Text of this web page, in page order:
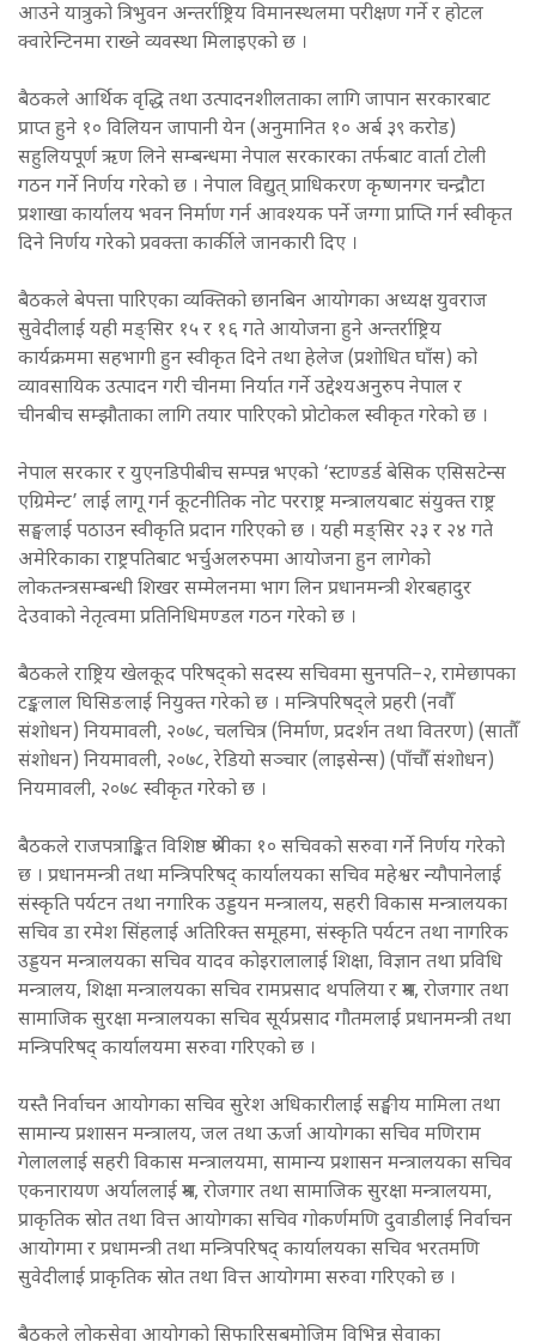
आउने यात्रुको त्रिभुवन अन्तर्राष्ट्रिय विमानस्थलमा परीक्षण गर्ने र होटल
क्वारेन्टिनमा राख्ने व्यवस्था मिलाइएको छ ।
बैठकले आर्थिक वृद्धि तथा उत्पादनशीलताका लागि जापान सरकारबाट
प्राप्त हुने १० विलियन जापानी येन (अनुमानित १० अर्ब ३९ करोड)
सहुलियपूर्ण ऋण लिने सम्बन्धमा नेपाल सरकारका तर्फबाट वार्ता टोली
गठन गर्ने निर्णय गरेको छ । नेपाल विद्युत् प्राधिकरण कृष्णनगर चन्द्रौटा
प्रशाखा कार्यालय भवन निर्माण गर्न आवश्यक पर्ने जग्गा प्राप्ति गर्न स्वीकृत
दिने निर्णय गरेको प्रवक्ता कार्कीले जानकारी दिए ।
बैठकले बेपत्ता पारिएका व्यक्तिको छानबिन आयोगका अध्यक्ष युवराज
सुवेदीलाई यही मङ्सिर १५ र १६ गते आयोजना हुने अन्तर्राष्ट्रिय
कार्यक्रममा सहभागी हुन स्वीकृत दिने तथा हेलेज (प्रशोधित घाँस) को
व्यावसायिक उत्पादन गरी चीनमा निर्यात गर्ने उद्देश्यअनुरुप नेपाल र
चीनबीच सम्झौताका लागि तयार पारिएको प्रोटोकल स्वीकृत गरेको छ ।
नेपाल सरकार र युएनडिपीबीच सम्पन्न भएको ‘स्टाण्डर्ड बेसिक एसिसटेन्स
एग्रिमेन्ट’ लाई लागू गर्न कूटनीतिक नोट परराष्ट्र मन्त्रालयबाट संयुक्त राष्ट्र
सङ्घलाई पठाउन स्वीकृति प्रदान गरिएको छ । यही मङ्सिर २३ र २४ गते
अमेरिकाका राष्ट्रपतिबाट भर्चुअलरुपमा आयोजना हुन लागेको
लोकतन्त्रसम्बन्धी शिखर सम्मेलनमा भाग लिन प्रधानमन्त्री शेरबहादुर
देउवाको नेतृत्वमा प्रतिनिधिमण्डल गठन गरेको छ ।
बैठकले राष्ट्रिय खेलकूद परिषद्को सदस्य सचिवमा सुनपति–२, रामेछापका
टङ्कलाल घिसिङलाई नियुक्त गरेको छ । मन्त्रिपरिषद्ले प्रहरी (नवौँ
संशोधन) नियमावली, २०७८, चलचित्र (निर्माण, प्रदर्शन तथा वितरण) (सातौँ
संशोधन) नियमावली, २०७८, रेडियो सञ्चार (लाइसेन्स) (पाँचौँ संशोधन)
नियमावली, २०७८ स्वीकृत गरेको छ ।
बैठकले राजपत्राङ्कित विशिष्ठ श्रेणीका १० सचिवको सरुवा गर्ने निर्णय गरेको
छ । प्रधानमन्त्री तथा मन्त्रिपरिषद् कार्यालयका सचिव महेश्वर न्यौपानेलाई
संस्कृति पर्यटन तथा नगारिक उड्डयन मन्त्रालय, सहरी विकास मन्त्रालयका
सचिव डा रमेश सिंहलाई अतिरिक्त समूहमा, संस्कृति पर्यटन तथा नागरिक
उड्डयन मन्त्रालयका सचिव यादव कोइरालालाई शिक्षा, विज्ञान तथा प्रविधि
मन्त्रालय, शिक्षा मन्त्रालयका सचिव रामप्रसाद थपलिया र श्रम, रोजगार तथा
सामाजिक सुरक्षा मन्त्रालयका सचिव सूर्यप्रसाद गौतमलाई प्रधानमन्त्री तथा
मन्त्रिपरिषद् कार्यालयमा सरुवा गरिएको छ ।
यस्तै निर्वाचन आयोगका सचिव सुरेश अधिकारीलाई सङ्घीय मामिला तथा
सामान्य प्रशासन मन्त्रालय, जल तथा ऊर्जा आयोगका सचिव मणिराम
गेलाललाई सहरी विकास मन्त्रालयमा, सामान्य प्रशासन मन्त्रालयका सचिव
एकनारायण अर्याललाई श्रम, रोजगार तथा सामाजिक सुरक्षा मन्त्रालयमा,
प्राकृतिक स्रोत तथा वित्त आयोगका सचिव गोकर्णमणि दुवाडीलाई निर्वाचन
आयोगमा र प्रधामन्त्री तथा मन्त्रिपरिषद् कार्यालयका सचिव भरतमणि
सुवेदीलाई प्राकृतिक स्रोत तथा वित्त आयोगमा सरुवा गरिएको छ ।
बैठकले लोकसेवा आयोगको सिफारिसबमोजिम विभिन्न सेवाका